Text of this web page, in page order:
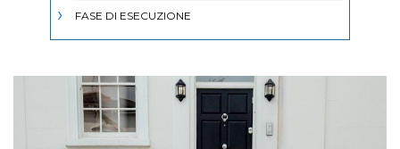
FASE DI ESECUZIONE